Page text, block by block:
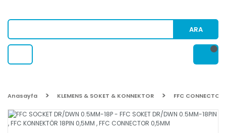
ARA
Anasayfa KLEMENS & SOKET & KONNEKTOR FFC